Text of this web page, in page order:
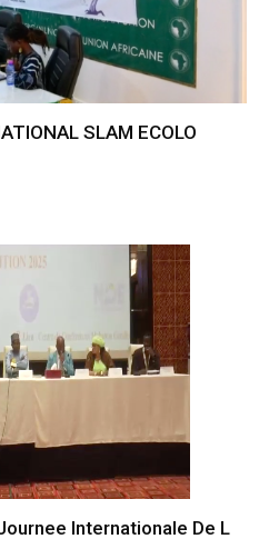
SLAM ECOLO
Internationale De L